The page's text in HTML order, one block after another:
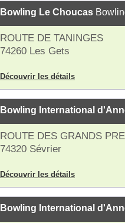
Bowling Le Choucas
ROUTE DE TANINGES
74260 Les Gets
Découvrir les détails
Bowling International
ROUTE DES GRANDS
74320 Sévrier
Découvrir les détails
Bowling International